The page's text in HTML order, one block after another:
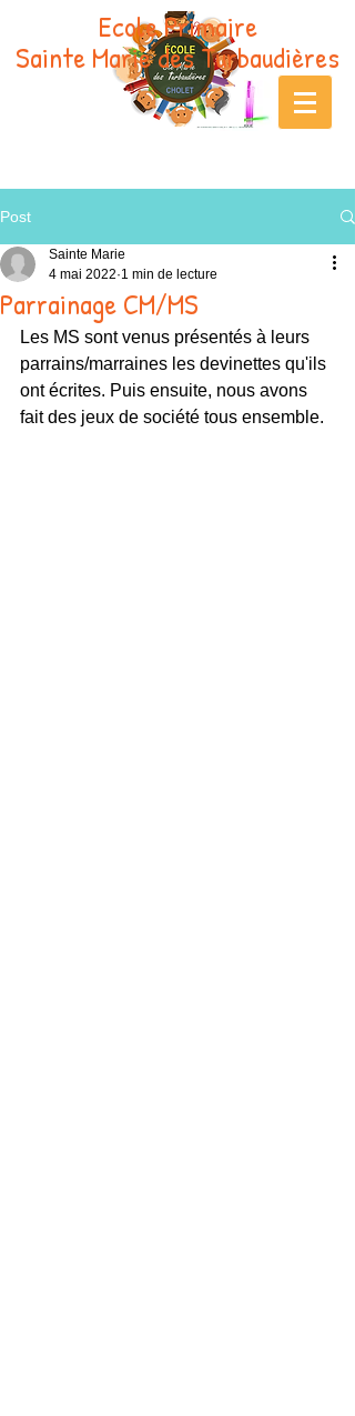
Ecole Primaire
Sainte Marie des Turbaudières
Post
Parrainage CM/MS
Sainte Marie
4 mai 2022 1 min de lecture
Les MS sont venus présentés à leurs
parrains/marraines les devinettes qu'ils
ont écrites. Puis ensuite, nous avons
fait des jeux de société tous ensemble.